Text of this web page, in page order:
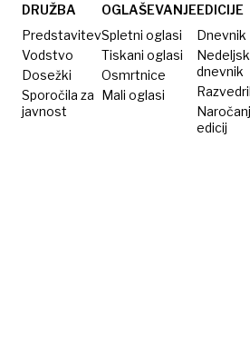
o
spremembi
priimka
boke
DRUŽBA
Predstavitev
Vodstvo
Dosežki
Sporočila za
javnost
OGLAŠEVANJE
Spletni oglasi
Tiskani oglasi
Osmrtnice
Mali oglasi
EDICIJE
Dnevnik
dnevnik
edicij